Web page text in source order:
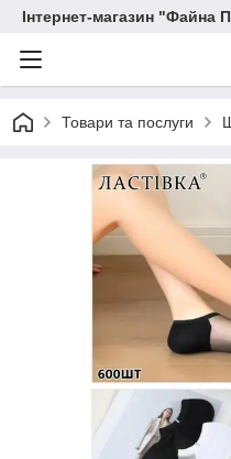
Інтернет-магазин "Файна
Товари та послуги